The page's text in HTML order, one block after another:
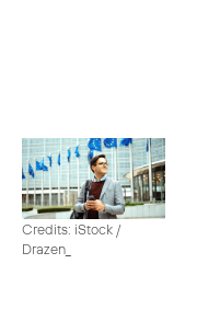
Credits: iStock /
Drazen_